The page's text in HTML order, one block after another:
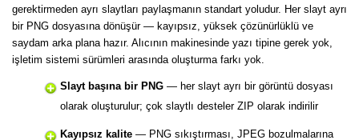
gerektirmeden ayrı slaytları paylaşmanın standart yoludur. Her slayt ayrı
bir PNG dosyasına dönüşür — kayıpsız, yüksek çözünürlüklü ve
saydam arka plana hazır. Alıcının makinesinde yazı tipine gerek yok,
işletim sistemi sürümleri arasında oluşturma farkı yok.
Slayt başına bir PNG — her slayt ayrı bir görüntü dosyası
olarak oluşturulur; çok slaytlı desteler ZIP olarak indirilir
Kayıpsız kalite — PNG sıkıştırması, JPEG bozulmalarına